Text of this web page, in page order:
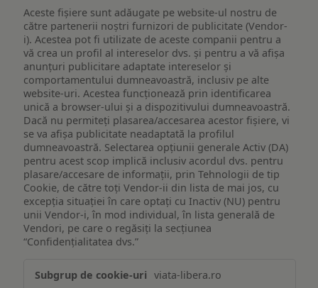
Aceste fișiere sunt adăugate pe website-ul nostru de
către partenerii noștri furnizori de publicitate (Vendor-
i). Acestea pot fi utilizate de aceste companii pentru a
vă crea un profil al intereselor dvs. și pentru a vă afișa
anunțuri publicitare adaptate intereselor și
comportamentului dumneavoastră, inclusiv pe alte
website-uri. Acestea funcționează prin identificarea
unică a browser-ului și a dispozitivului dumneavoastră.
Dacă nu permiteți plasarea/accesarea acestor fișiere, vi
se va afișa publicitate neadaptată la profilul
dumneavoastră. Selectarea opțiunii generale Activ (DA)
pentru acest scop implică inclusiv acordul dvs. pentru
plasare/accesare de informații, prin Tehnologii de tip
Cookie, de către toți Vendor-ii din lista de mai jos, cu
excepția situației în care optați cu Inactiv (NU) pentru
unii Vendor-i, în mod individual, în lista generală de
Vendori, pe care o regăsiți la secțiunea
“Confidențialitatea dvs.”
țintită
viata-libera.ro